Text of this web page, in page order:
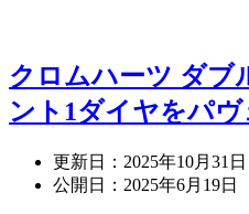
クロムハーツ ダブ
ント1ダイヤをパ
更新日： 2025年10月31日
公開日： 2025年6月19日